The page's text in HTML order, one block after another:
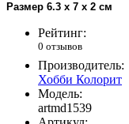
Размер 6.3 x 7 x 2 см
Рейтинг:
0 отзывов
Производитель:
Хобби Колорит
Модель:
artmd1539